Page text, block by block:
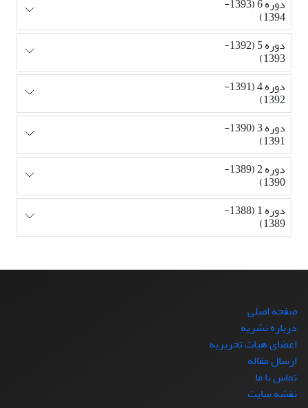
1394)
دوره 5 (1392-
1393)
دوره 4 (1391-
1392)
دوره 3 (1390-
1391)
دوره 2 (1389-
1390)
دوره 1 (1388-
1389)
صفحه اصلی
درباره نشریه
اعضای هیات تحریریه
ارسال مقاله
تماس با ما
نقشه سایت